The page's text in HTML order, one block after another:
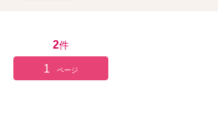
2件
1 ページ